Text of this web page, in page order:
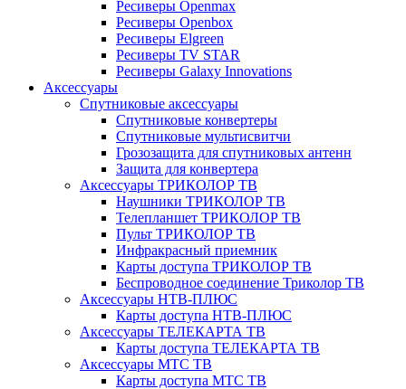
Ресиверы Openmax
Ресиверы Openbox
Ресиверы Elgreen
Ресиверы TV STAR
Ресиверы Galaxy Innovations
Аксессуары
Спутниковые аксессуары
Спутниковые конвертеры
Спутниковые мультисвитчи
Грозозащита для спутниковых антенн
Защита для конвертера
Аксессуары ТРИКОЛОР ТВ
Наушники ТРИКОЛОР ТВ
Телепланшет ТРИКОЛОР ТВ
Пульт ТРИКОЛОР ТВ
Инфракрасный приемник
Карты доступа ТРИКОЛОР ТВ
Беспроводное соединение Триколор ТВ
Аксессуары НТВ-ПЛЮС
Карты доступа НТВ-ПЛЮС
Аксессуары ТЕЛЕКАРТА ТВ
Карты доступа ТЕЛЕКАРТА ТВ
Аксессуары МТС ТВ
Карты доступа МТС ТВ